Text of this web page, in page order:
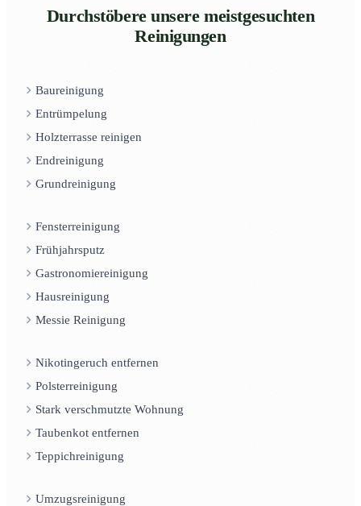
Durchstöbere unsere meistgesuchten
Reinigungen
Baureinigung
Entrümpelung
Holzterrasse reinigen
Endreinigung
Grundreinigung
Fensterreinigung
Frühjahrsputz
Gastronomiereinigung
Hausreinigung
Messie Reinigung
Nikotingeruch entfernen
Polsterreinigung
Stark verschmutzte Wohnung
Taubenkot entfernen
Teppichreinigung
Umzugsreinigung